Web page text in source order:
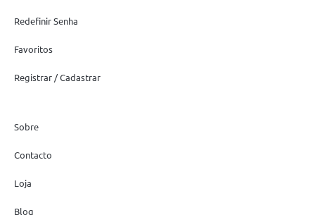
Redefinir Senha
Favoritos
Registrar / Cadastrar
Sobre
Contacto
Loja
Blog